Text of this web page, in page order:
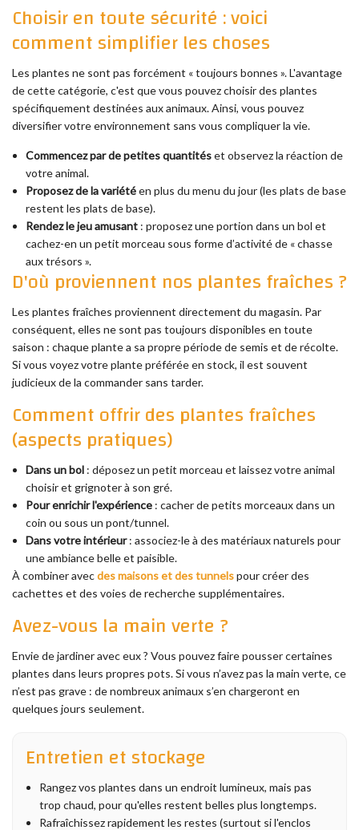
Choisir en toute sécurité : voici
comment simplifier les choses
Les plantes ne sont pas forcément « toujours bonnes ». L'avantage
de cette catégorie, c'est que vous pouvez choisir des plantes
spécifiquement destinées aux animaux. Ainsi, vous pouvez
diversifier votre environnement sans vous compliquer la vie.
Commencez par de petites quantitéset observez la réaction de
votre animal.
Proposez de la variétéen plus du menu du jour (les plats de base
restent les plats de base).
Rendez le jeu amusant : proposez une portion dans un bol et
cachez-en un petit morceau sous forme d’activité de « chasse
aux trésors ».
D'où proviennent nos plantes fraîches ?
Les plantes fraîches proviennent directement du magasin. Par
conséquent, elles ne sont pas toujours disponibles en toute
saison : chaque plante a sa propre période de semis et de récolte.
Si vous voyez votre plante préférée en stock, il est souvent
judicieux de la commander sans tarder.
Comment offrir des plantes fraîches
(aspects pratiques)
Dans un bol : déposez un petit morceau et laissez votre animal
choisir et grignoter à son gré.
Pour enrichir l'expérience : cacher de petits morceaux dans un
coin ou sous un pont/tunnel.
Dans votre intérieur: associez-le à des matériaux naturels pour
une ambiance belle et paisible.
À combiner avecdes maisons et des tunnelspour créer des
cachettes et des voies de recherche supplémentaires.
Avez-vous la main verte ?
Envie de jardiner avec eux ? Vous pouvez faire pousser certaines
plantes dans leurs propres pots. Si vous n’avez pas la main verte, ce
n’est pas grave : de nombreux animaux s’en chargeront en
quelques jours seulement.
Entretien et stockage
Rangez vos plantes dans un endroit lumineux, mais pas
trop chaud, pour qu'elles restent belles plus longtemps.
Rafraîchissez rapidement les restes (surtout si l'enclos